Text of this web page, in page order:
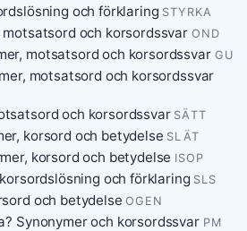
och förklaring STYRKA
och korsordssvar OND
motsatsord och korsordssvar GU
motsatsord och korsordssvar
och korsordssvar SÄTT
korsord och betydelse SLÄT
korsord och betydelse ISOP
och förklaring SLS
och betydelse OGEN
Synonymer och korsordssvar PM